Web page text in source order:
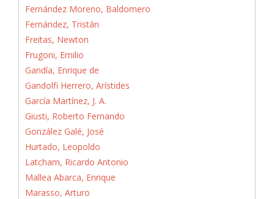
Fernández Moreno, Baldomero
Fernández, Tristán
Freitas, Newton
Frugoni, Emilio
Gandía, Enrique de
Gandolfi Herrero, Arístides
García Martínez, J. A.
Giusti, Roberto Fernando
González Galé, José
Hurtado, Leopoldo
Latcham, Ricardo Antonio
Mallea Abarca, Enrique
Marasso, Arturo